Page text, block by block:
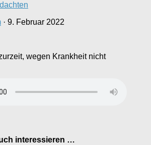
· 9. Februar 2022
wegen Krankheit nicht
interessieren …